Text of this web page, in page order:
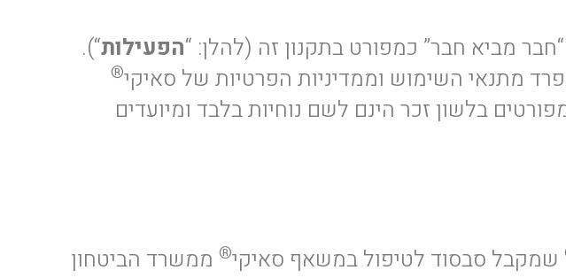
מביא חבר” כמפורט בתקנון זה (להלן: “הפעילות“).
מתנאי השימוש וממדיניות הפרטיות של סאיקי®
בלשון זכר הינם לשם נוחיות בלבד ומיועדים
שמקבל סבסוד לטיפול במשאף סאיקי® ממשרד הביטחון